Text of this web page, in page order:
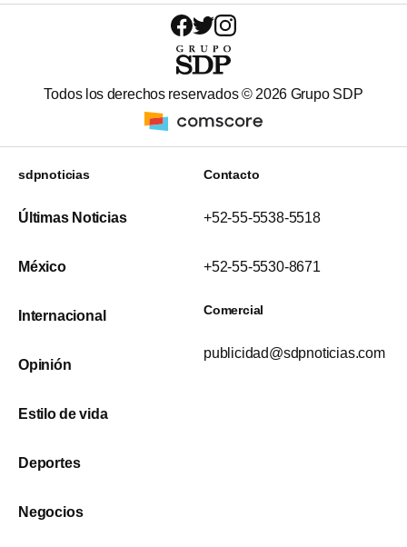
Todos los derechos reservados © 2026 Grupo SDP
sdpnoticias
Últimas Noticias
México
Internacional
Opinión
Estilo de vida
Deportes
Negocios
Contacto
+52-55-5538-5518
+52-55-5530-8671
Comercial
publicidad@sdpnoticias.com